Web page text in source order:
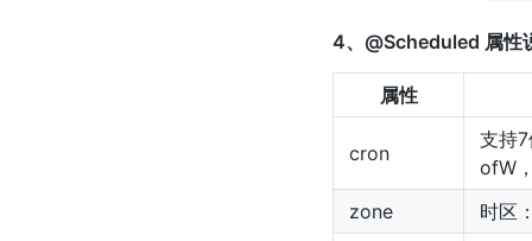
4、@Scheduled 属性
属性
cron
支持
ofW
zone
时区